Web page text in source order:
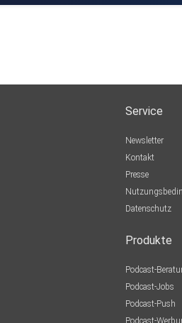
Service
Newsletter
Kontakt
Presse
Datenschutz
Produkte
Podcast-
Podcast-Jobs
Podcast-Push
Podcast-